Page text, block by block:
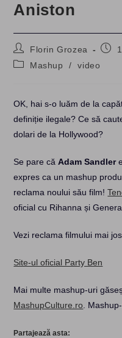
Aniston
Post
author:
Florin Grozea
Post
PostMashup / video
OK, hai s-o luăm de la
definiție ilegale? Ce să
dolari de la Hollywood?
Se pare că Adam Sandler
expres ca un mashup
reclama noului său film!
oficial cu Rihanna și
Vezi reclama filmului mai
Site-ul oficial Party Ben
Mai multe mashup-uri
MashupCulture.ro .
Partajează asta: